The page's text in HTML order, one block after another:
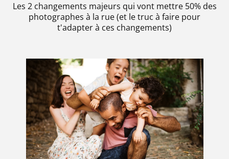
Les 2 changements majeurs qui vont mettre 50% des
photographes à la rue (et le truc à faire pour
t'adapter à ces changements)